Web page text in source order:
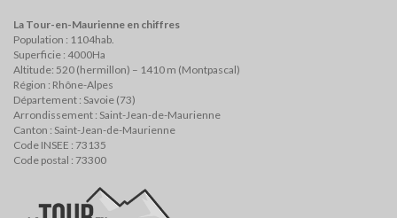
La Tour-en-Maurienne en chiffres
Population : 1104hab.
Superficie : 4000Ha
Altitude: 520 (hermillon) – 1410 m (Montpascal)
Région : Rhône-Alpes
Département : Savoie (73)
Arrondissement : Saint-Jean-de-Maurienne
Canton : Saint-Jean-de-Maurienne
Code INSEE : 73135
Code postal : 73300